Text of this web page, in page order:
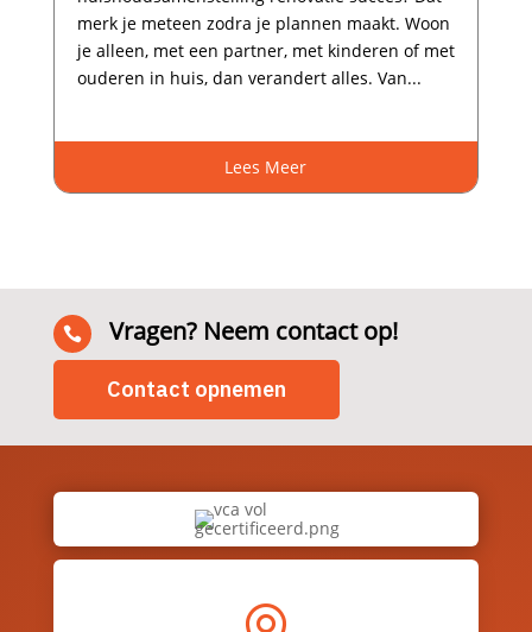
merk je meteen zodra je plannen maakt.​ Woon
je alleen, met een partner, met kinderen of met
ouderen in huis, dan verandert alles.​ Van...
Lees Meer
 Vragen? Neem contact op!
Contact opnemen